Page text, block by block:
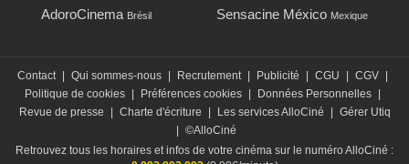
AdoroCinema Brésil Sensacine México Mexique
Contact Qui sommes-nous Recrutement Publicité CGU CGV
Politique de cookies
Préférences cookies Données Personnelles
Revue de presse
Charte d'écriture Les services AlloCiné
Gérer Utiq
©AlloCiné
Retrouvez tous les horaires et infos de votre cinéma sur le numéro AlloCiné :